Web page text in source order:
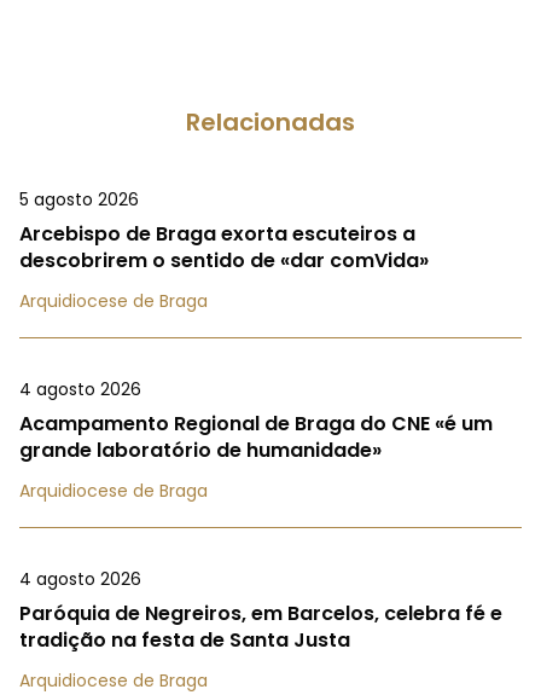
Relacionadas
5 agosto 2026
Arcebispo de Braga exorta escuteiros a
descobrirem o sentido de «dar comVida»
Arquidiocese de Braga
4 agosto 2026
Acampamento Regional de Braga do CNE «é um
grande laboratório de humanidade»
Arquidiocese de Braga
4 agosto 2026
Paróquia de Negreiros, em Barcelos, celebra fé e
tradição na festa de Santa Justa
Arquidiocese de Braga